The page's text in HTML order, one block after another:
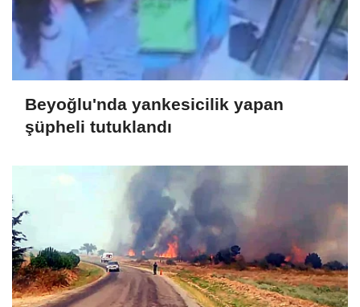
Beyoğlu'nda yankesicilik yapan
şüpheli tutuklandı